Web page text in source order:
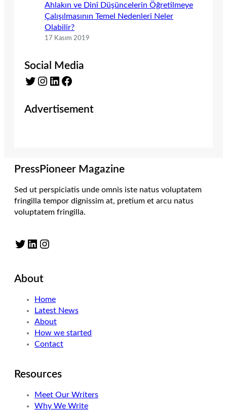
Ahlakın ve Dinî Düşüncelerin Öğretilmeye
Çalışılmasının Temel Nedenleri Neler
Olabilir?
17 Kasım 2019
Social Media
Twitter Instagram LinkedIn Facebook
Advertisement
PressPioneer Magazine
Sed ut perspiciatis unde omnis iste natus voluptatem
fringilla tempor dignissim at, pretium et arcu natus
voluptatem fringilla.
Twitter LinkedIn Instagram
About
Home
Latest News
About
How we started
Contact
Resources
Meet Our Writers
Why We Write